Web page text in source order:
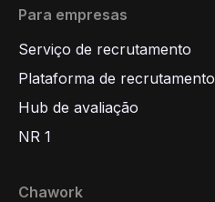
Para empresas
Serviço de recrutamento
Plataforma de recrutamento
Hub de avaliação
NR 1
Chawork